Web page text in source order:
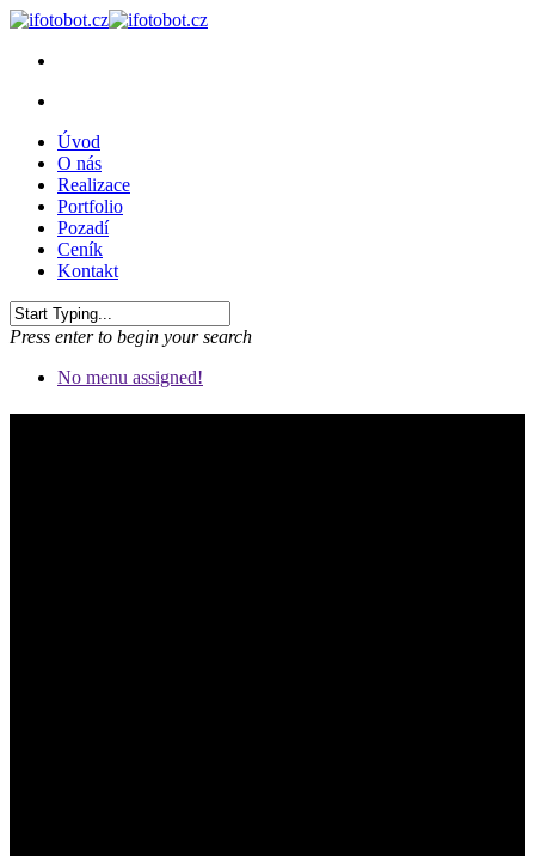
Úvod
O nás
Realizace
Portfolio
Pozadí
Ceník
Kontakt
Press enter to begin your search
No menu assigned!